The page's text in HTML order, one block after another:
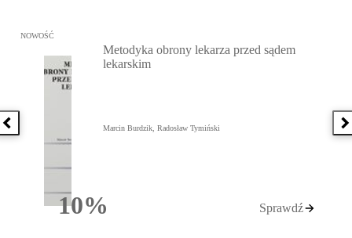
Poprzednia książka
Przejdź do: Metodyka obrony lekarza przed sądem lekarskim,
NOWOŚĆ
10%Rabatu
Metodyka obrony lekarza przed sądem
lekarskim
Marcin Burdzik, Radosław Tymiński
Sprawdź